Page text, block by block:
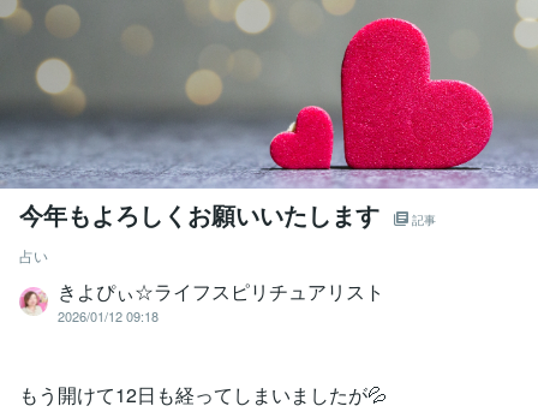
今年もよろしくお願いいたします 記事
占い
きよぴぃ☆ライフスピリチュアリスト
2026/01/12 09:18
もう開けて12日も経ってしまいましたが💦